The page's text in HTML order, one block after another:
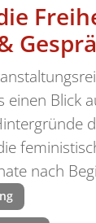
einen Blick
nach